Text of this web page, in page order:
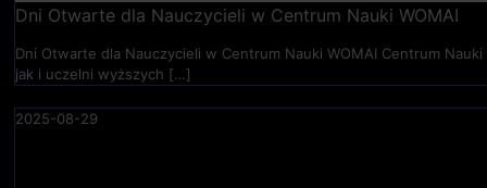
Dni Otwarte dla Nauczycieli w Centrum Nauki WOMAI
Dni Otwarte dla Nauczycieli w Centrum Nauki WOMAI Centrum
jak i uczelni wyższych […]
2025-08-29